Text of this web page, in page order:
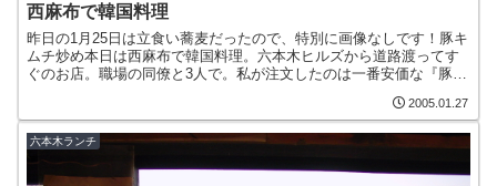
西麻布で韓国料理
昨日の1月25日は立食い蕎麦だったので、特別に画像なしです！豚キ
ムチ炒め本日は西麻布で韓国料理。六本木ヒルズから道路渡ってす
ぐのお店。職場の同僚と3人で。私が注文したのは一番安価な『豚キ
2005.01.27
六本木ランチ